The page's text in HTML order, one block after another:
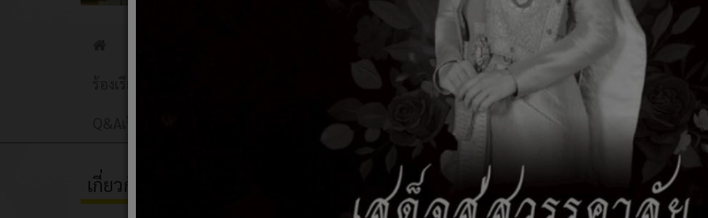
ประกาศ,คำสั่ง,รายงาน
กล่องข้อความถามตอบ คำถามFAQ ช่องทางการรับฟังคว
ลงนามถวายพระพร
ผลการดำเนินมาตรการประหยัดพลังงาน
เกี่ยวกับหน่วยงาน